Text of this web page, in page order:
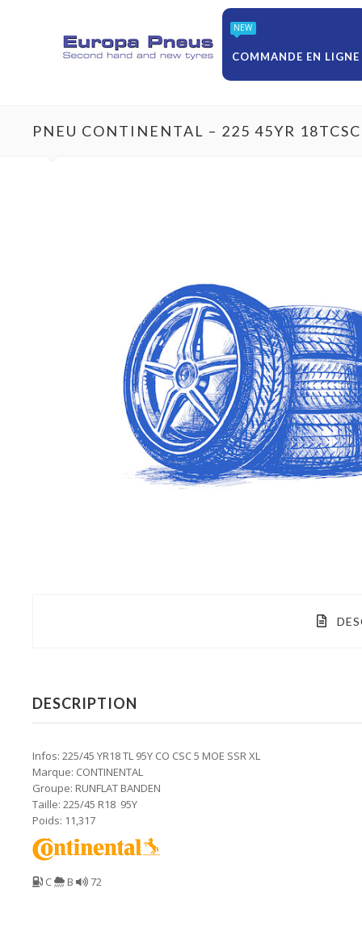
NEW
COMMANDE EN LIGNE
PNEU CONTINENTAL – 225 45YR
DESCRIPTION
Infos: 225/45 YR18 TL 95Y CO CSC 5 MOE SSR XL
Marque: CONTINENTAL
Groupe: RUNFLAT BANDEN
Taille: 225/45 R18 95Y
Poids: 11,317
C B 72